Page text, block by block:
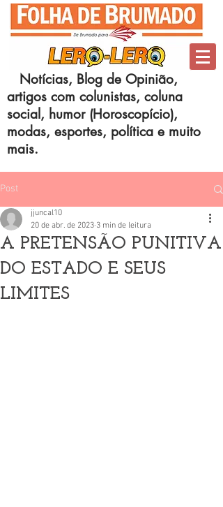
Notícias, Blog de Opinião,
artigos com colunistas, coluna
social, humor (Horoscopício),
modas, esportes, política e muito
mais.
Post
A PRETENSÃO PUNITIVA
DO ESTADO E SEUS
LIMITES
jjuncal10
20 de abr. de 2023 3 min de leitura